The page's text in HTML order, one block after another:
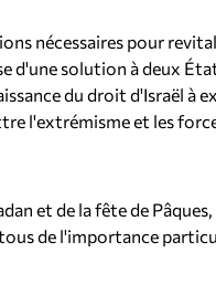
nécessaires pour
d'une solution à deux
du droit d'Israël à
l'extrémisme et les
et de la fête de
de l'importance